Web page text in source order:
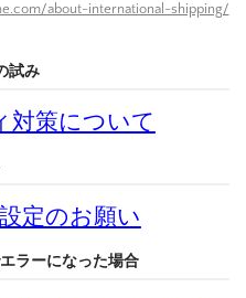
about-international-shipping/
試み
対策について
定のお願い
ラーになった場合